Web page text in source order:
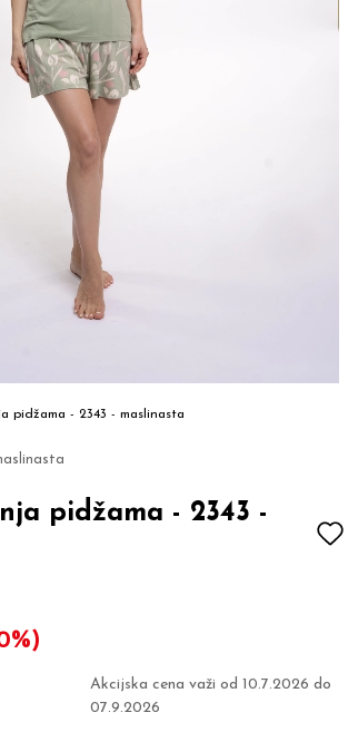
pidžama - 2343 - maslinasta
pidžama - 2343 -
Akcijska cena važi od 10.7.2026 do
07.9.2026